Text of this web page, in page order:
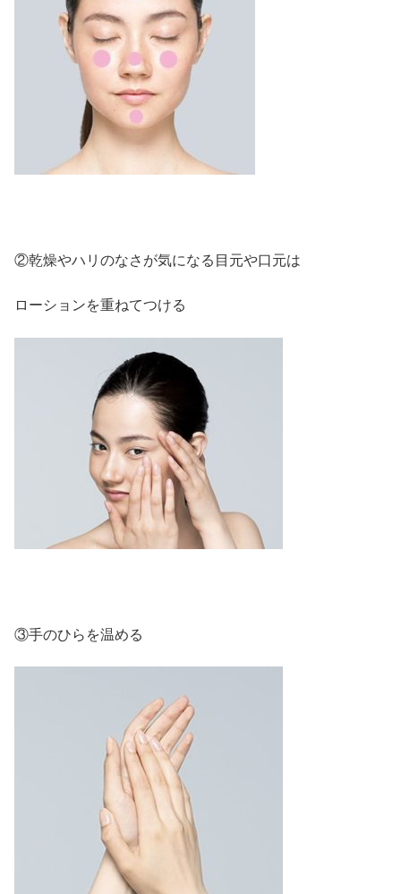
②乾燥やハリのなさが気になる目元や口元は
ローションを重ねてつける
③手のひらを温める